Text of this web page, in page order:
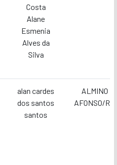
Costa
Alane
Esmenia
Alves da
Silva
alan cardes
dos santos
santos
ALMINO
AFONSO/RN